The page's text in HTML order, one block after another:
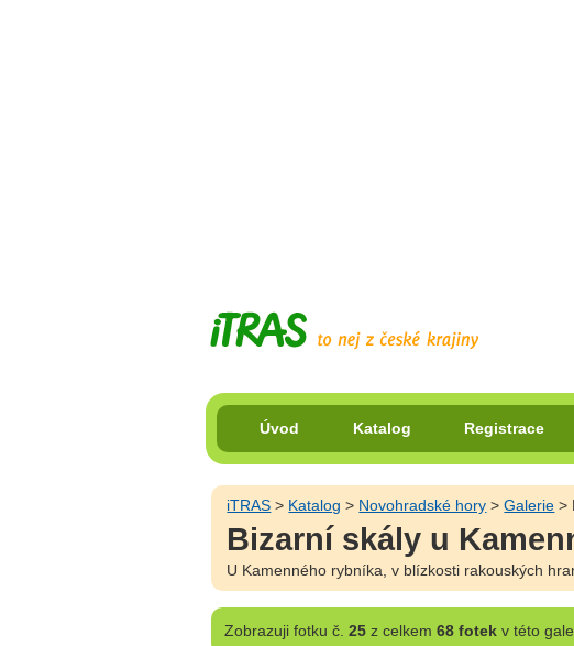
Úvod Katalog Registrace
iTRAS > Katalog > Novohradské hory >Galerie >
Bizarní skály u
U Kamenného rybníka, v blízkosti rakouských
Zobrazujifotku č. 25z celkem 68 fotekv této